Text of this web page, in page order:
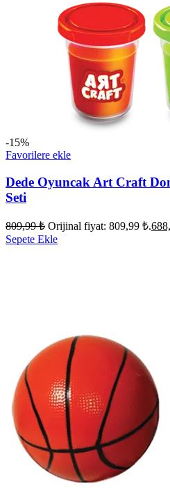
-15%
Favorilere ekle
Dede Oyuncak Art Craft
Seti
809,99₺ Orijinal fiyat: 809,99 ₺.
Sepete Ekle